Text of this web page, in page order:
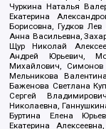
Чуркина Наталья
Екатерина
Борисовна, Гудков
Анна Васильевна,
Щур Николай
Андрей Юрьевич,
Михайлович, Симонов
Мельникова
Баженова Светлана
Сергей
Николаевна,
Буртина Елена
Екатерина